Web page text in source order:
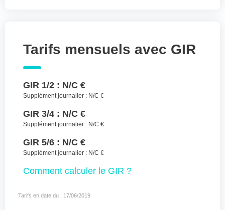
PNG, PDF, JPEG, TAILLE MAX. DES FICHIERS :
100 MB.
J'accepte les CGU (https://www.preprod-
ehpad-trikaya.fr/politique-de-
confidentialite/)*
ENVOYER
Tarifs mensuels avec GIR
GIR 1/2 : N/C €
Supplément journalier : N/C €
GIR 3/4 : N/C €
Supplément journalier : N/C €
GIR 5/6 : N/C €
Supplément journalier : N/C €
Comment calculer le GIR ?
Tarifs en date du : 17/06/2019